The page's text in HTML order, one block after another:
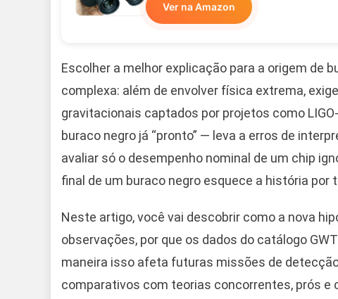
Ver na Amazon
Escolher a melhor explicação para a origem de
complexa: além de envolver física extrema,
gravitacionais captados por projetos como
buraco negro já “pronto” — leva a erros de
avaliar só o desempenho nominal de um chip
final de um buraco negro esquece a história por
Neste artigo, você vai descobrir como a nova
observações, por que os dados do catálogo
maneira isso afeta futuras missões de
comparativos com teorias concorrentes, prós e